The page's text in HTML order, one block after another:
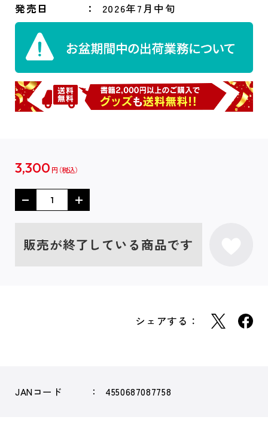
発売日
2026年7月中旬
3,300 円
販売が終了している商品です
シェアする：
JANコード 4550687087758